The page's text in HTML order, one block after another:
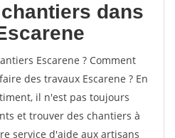
dans
Escarene ? Comment
des travaux Escarene ? En
il n'est pas toujours
et trouver des chantiers à
service d'aide aux artisans